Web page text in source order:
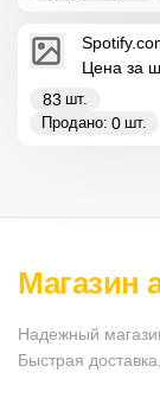
83 шт.
Продано: 0 шт.
Цена за
Магазин
Надежный
Быстрая